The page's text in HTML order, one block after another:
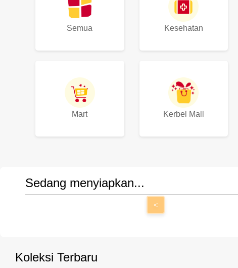
Semua Kesehatan
Mart Kerbel Mall
Sedang menyiapkan...
<
Koleksi Terbaru